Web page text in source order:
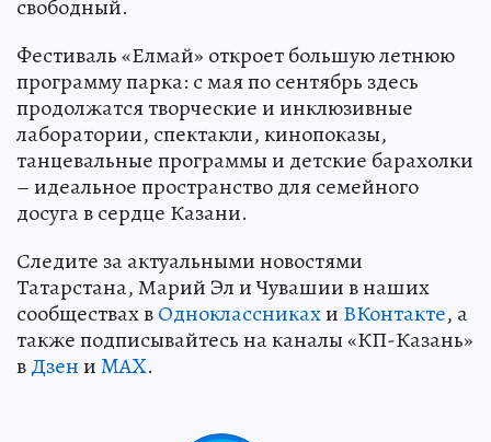
свободный.
Фестиваль «Елмай» откроет большую летнюю
программу парка: с мая по сентябрь здесь
продолжатся творческие и инклюзивные
лаборатории, спектакли, кинопоказы,
танцевальные программы и детские барахолки
– идеальное пространство для семейного
досуга в сердце Казани.
Следите за актуальными новостями
Татарстана, Марий Эл и Чувашии в наших
сообществах вОдноклассникахи ВКонтакте, а
также подписывайтесь на каналы «КП-Казань»
вДзениMAX.